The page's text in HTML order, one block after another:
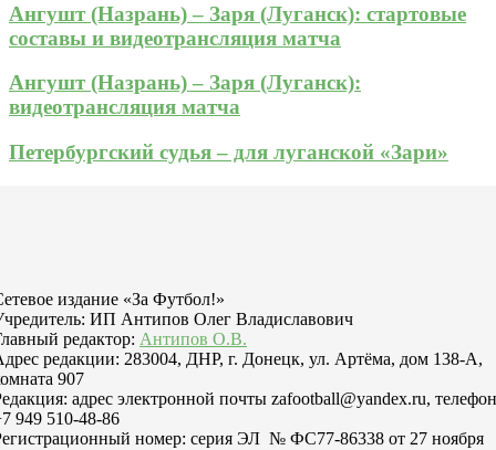
Ангушт (Назрань) – Заря (Луганск): стартовые
составы и видеотрансляция матча
Ангушт (Назрань) – Заря (Луганск):
видеотрансляция матча
Петербургский судья – для луганской «Зари»
издание «За Футбол!»
ИП Антипов Олег Владиславович
редактор: Антипов О.В.
редакции: 283004, ДНР, г. Донецк, ул. Артёма, дом 138-А,
907
адрес электронной почты zafootball@yandex.ru, телефон
949 510-48-86
номер: серия ЭЛ № ФС77-86338 от 27 ноября